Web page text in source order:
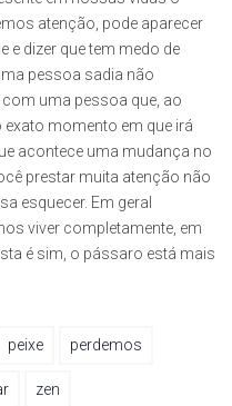
atenção, pode aparecer
e dizer que tem medo de
pessoa sadia não
uma pessoa que, ao
exato momento em que irá
acontece uma mudança no
prestar muita atenção não
esquecer. Em geral
viver completamente, em
é sim, o pássaro está mais
peixe perdemos
zen